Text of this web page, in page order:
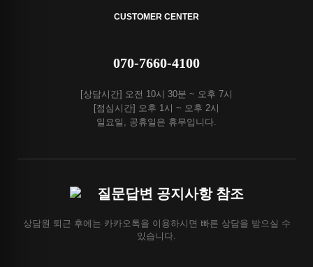
CUSTOMER CENTER
070-7660-4100
[상담시간] 오전 10시 30분 ~ 오후 7시
[점심시간] 오후 1시 ~ 오후 2시
일요일, 공휴일은 휴무입니다.
질문답변 공지사항 참조
상담원 퇴근 후에는 카카오톡을 이용하시면 빠른 상담을 받으실 수
있습니다.